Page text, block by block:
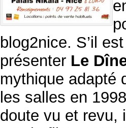
blog2nice. S’il
présenterLe
mythique adapté
les salles en
doute vu et revu,